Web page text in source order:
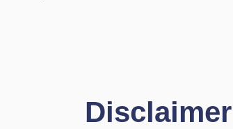
Disclaimer